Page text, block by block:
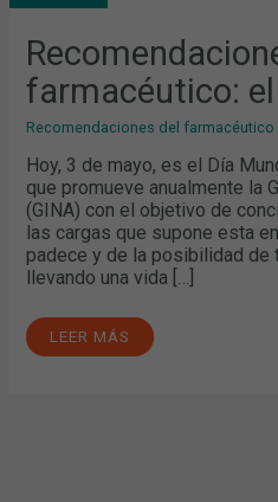
farmacéutico:
Recomendaciones del farmacéutico
Hoy, 3 de mayo, es el Día
que promueve anualmente la
(GINA) con el objetivo de
las cargas que supone esta
padece y de la posibilidad de
llevando una vida […]
LEER MÁS